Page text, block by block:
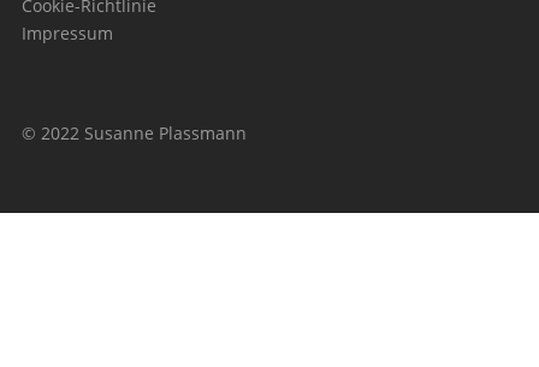
Cookie-Richtlinie
Impressum
© 2022 Susanne Plassmann